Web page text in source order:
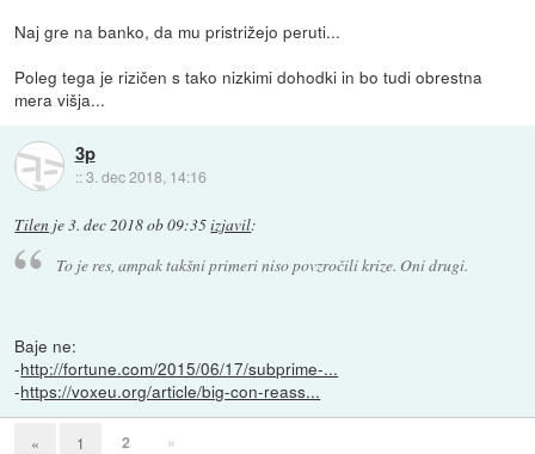
Naj gre na banko, da mu pristrižejo peruti...
Poleg tega je rizičen s tako nizkimi dohodki in bo tudi obrestna
mera višja...
3p
::3. dec 2018, 14:16
Tilen je3. dec 2018 ob 09:35izjavil:
To je res, ampak takšni primeri niso povzročili krize. Oni drugi.
Baje ne:
-http://fortune.com/2015/06/17/subprime-...
-https://voxeu.org/article/big-con-reass...
« 1 2 »